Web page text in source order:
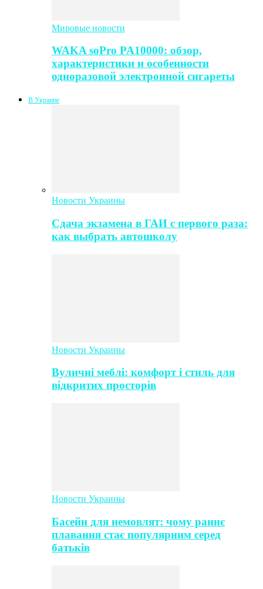
Мировые новости
WAKA soPro PA10000: обзор,
характеристики и особенности
одноразовой электронной сигареты
В Украине
Новости Украины
Сдача экзамена в ГАИ с первого раза:
как выбрать автошколу
Новости Украины
Вуличні меблі: комфорт і стиль для
відкритих просторів
Новости Украины
Басейн для немовлят: чому раннє
плавання стає популярним серед
батьків